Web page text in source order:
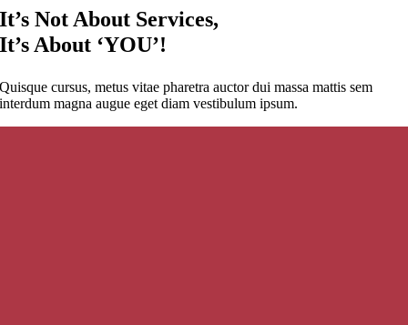
It’s Not About Services,
It’s About ‘YOU’!
Quisque cursus, metus vitae pharetra auctor dui massa mattis sem
interdum magna augue eget diam vestibulum ipsum.